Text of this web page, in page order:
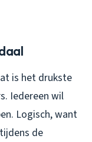
is het drukste
Iedereen wil
Logisch, want
de